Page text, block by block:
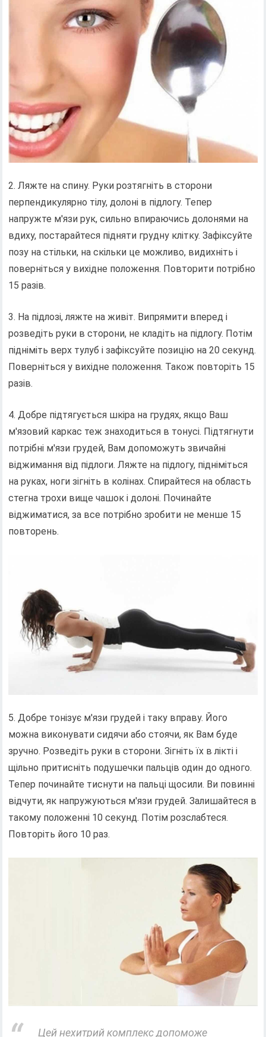
2. Ляжте на спину. Руки розтягніть в сторони
перпендикулярно тілу, долоні в підлогу. Тепер
напружте м'язи рук, сильно впираючись долонями на
вдиху, постарайтеся підняти грудну клітку. Зафіксуйте
позу на стільки, на скільки це можливо, видихніть і
поверніться у вихідне положення. Повторити потрібно
15 разів.
3. На підлозі, ляжте на живіт. Випрямити вперед і
розведіть руки в сторони, не кладіть на підлогу. Потім
підніміть верх тулуб і зафіксуйте позицію на 20 секунд.
Поверніться у вихідне положення. Також повторіть 15
разів.
4. Добре підтягується шкіра на грудях, якщо Ваш
м'язовий каркас теж знаходиться в тонусі. Підтягнути
потрібні м'язи грудей, Вам допоможуть звичайні
віджимання від підлоги. Ляжте на підлогу, підніміться
на руках, ноги зігніть в колінах. Спирайтеся на область
стегна трохи вище чашок і долоні. Починайте
віджиматися, за все потрібно зробити не менше 15
повторень.
5. Добре тонізує м'язи грудей і таку вправу. Його
можна виконувати сидячи або стоячи, як Вам буде
зручно. Розведіть руки в сторони. Зігніть їх в лікті і
щільно притисніть подушечки пальців один до одного.
Тепер починайте тиснути на пальці щосили. Ви повинні
відчути, як напружуються м'язи грудей. Залишайтеся в
такому положенні 10 секунд. Потім розслабтеся.
Повторіть його 10 раз.
Цей нехитрий комплекс допоможе